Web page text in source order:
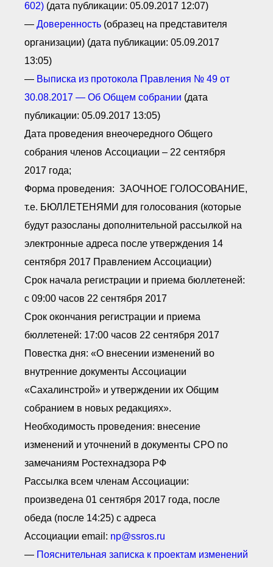
602) (дата публикации: 05.09.2017 12:07)
— Доверенность (образец на представителя
организации) (дата публикации: 05.09.2017
13:05)
— Выписка из протокола Правления № 49 от
30.08.2017 — Об Общем собрании (дата
публикации: 05.09.2017 13:05)
Дата проведения внеочередного Общего
собрания членов Ассоциации – 22 сентября
2017 года;
Форма проведения: ЗАОЧНОЕ ГОЛОСОВАНИЕ,
т.е. БЮЛЛЕТЕНЯМИ для голосования (которые
будут разосланы дополнительной рассылкой на
электронные адреса после утверждения 14
сентября 2017 Правлением Ассоциации)
Срок начала регистрации и приема бюллетеней:
с 09:00 часов 22 сентября 2017
Срок окончания регистрации и приема
бюллетеней: 17:00 часов 22 сентября 2017
Повестка дня: «О внесении изменений во
внутренние документы Ассоциации
«Сахалинстрой» и утверждении их Общим
собранием в новых редакциях».
Необходимость проведения: внесение
изменений и уточнений в документы СРО по
замечаниям Ростехнадзора РФ
Рассылка всем членам Ассоциации:
произведена 01 сентября 2017 года, после
обеда (после 14:25) с адреса
Ассоциации email: np@ssros.ru
— Пояснительная записка к проектам изменений